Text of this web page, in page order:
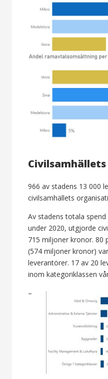
966 av stadens 13 000
civilsamhällets
Av stadens totala
under 2020, utgjorde
715 miljoner kronor. 80
(574 miljoner kronor)
leverantörer. 17 av 20
inom kategoriklassen
–